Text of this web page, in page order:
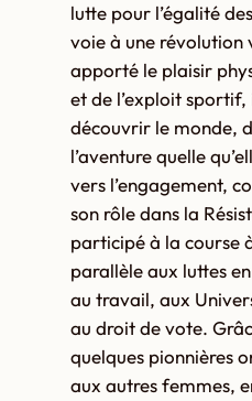
lutte pour l’égalité
voie à une révolution
apporté le plaisir
et de l’exploit
découvrir le monde,
l’aventure quelle
vers l’engagement,
son rôle dans la
participé à la course
parallèle aux luttes
au travail, aux
au droit de vote.
quelques pionnières
aux autres femmes,